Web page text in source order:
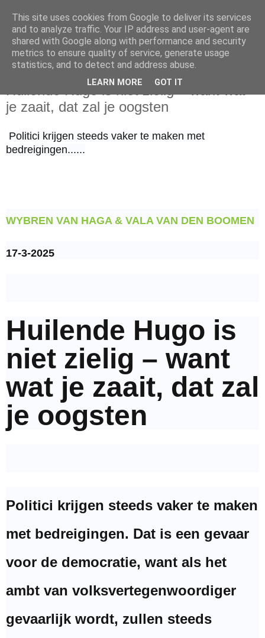
maandag 17 maart 2025
Huilende Hugo is niet zielig – want wat
je zaait, dat zal je oogsten
Politici krijgen steeds vaker te maken met
bedreigingen......
WYBREN VAN HAGA & VALA VAN DEN BOOMEN
17-3-2025
Huilende Hugo is
niet zielig – want
wat je zaait, dat zal
je oogsten
Politici krijgen steeds vaker te maken
met bedreigingen. Dat is een gevaar
voor de democratie, want als het
ambt van volksvertegenwoordiger
gevaarlijk wordt, zullen steeds
This site uses cookies from Google to deliver its services
and to analyze traffic. Your IP address and user-agent are
shared with Google along with performance and security
metrics to ensure quality of service, generate usage
statistics, and to detect and address abuse.
LEARN MORE GOT IT